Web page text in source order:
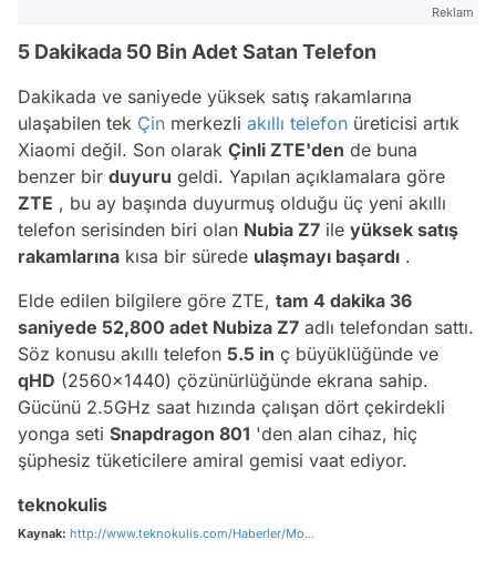
Reklam
5 Dakikada 50 Bin Adet Satan Telefon
Dakikada ve saniyede yüksek satış rakamlarına
ulaşabilen tek Çin merkezli akıllı telefon üreticisi artık
Xiaomi değil. Son olarak Çinli ZTE'den de buna
benzer bir duyuru geldi. Yapılan açıklamalara göre
ZTE , bu ay başında duyurmuş olduğu üç yeni akıllı
telefon serisinden biri olan Nubia Z7 ile yüksek satış
rakamlarına kısa bir sürede ulaşmayı başardı .
Elde edilen bilgilere göre ZTE, tam 4 dakika 36
saniyede 52,800 adet Nubiza Z7 adlı telefondan sattı.
Söz konusu akıllı telefon 5.5 in ç büyüklüğünde ve
qHD (2560x1440) çözünürlüğünde ekrana sahip.
Gücünü 2.5GHz saat hızında çalışan dört çekirdekli
yonga seti Snapdragon 801 'den alan cihaz, hiç
şüphesiz tüketicilere amiral gemisi vaat ediyor.
teknokulis
Kaynak: http://www.teknokulis.com/Haberler/Mo...